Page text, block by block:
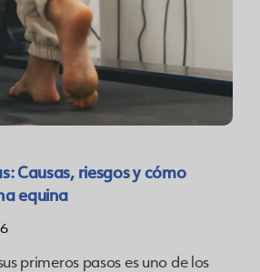
Causas, riesgos y cómo
equina
primeros pasos es uno de los